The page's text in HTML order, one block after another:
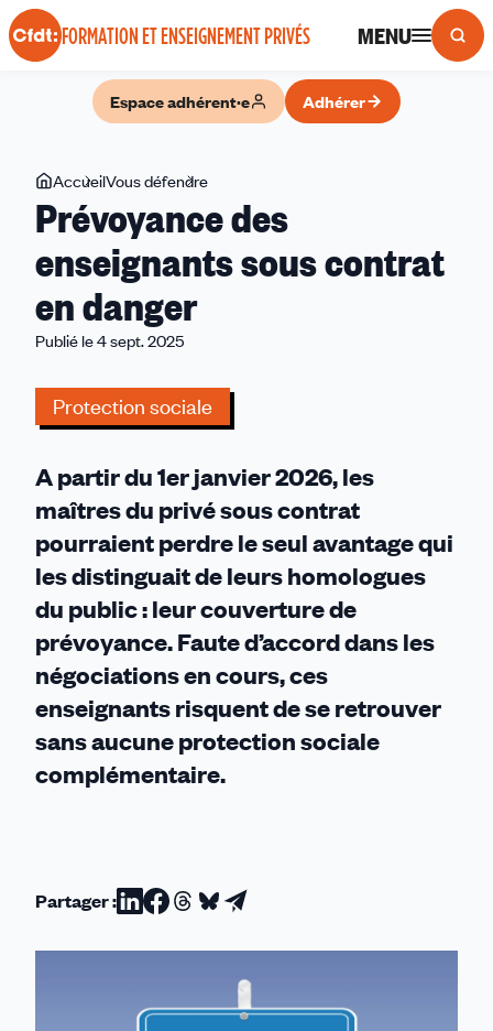
Panneau de gestion des cookies
FORMATION ET ENSEIGNEMENT PRIVÉS MENU
Espace adhérent·e Adhérer
Vous
êtes
ici
AccueilVous défendre
des
enseignants
sous
Prévoyance des
enseignants sous contrat
en danger
Publié le 4 sept. 2025
Protection sociale
A partir du 1er janvier 2026, les
maîtres du privé sous contrat
pourraient perdre le seul avantage qui
les distinguait de leurs homologues
du public : leur couverture de
prévoyance. Faute d’accord dans les
négociations en cours, ces
enseignants risquent de se retrouver
sans aucune protection sociale
complémentaire.
Partager :Partager
sur
Partager
sur
Facebook
Partager
sur
Threads
Partager
sur
Bluesky
Partager
par
email